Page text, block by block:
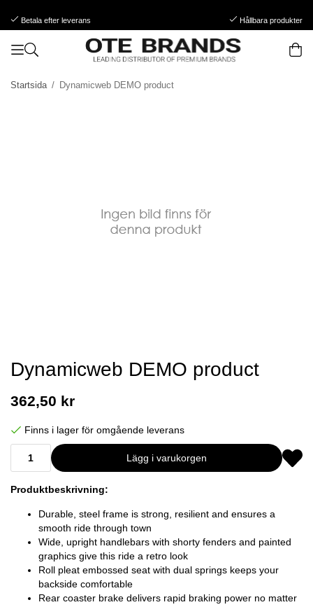
Betala efter leverans Hållbara produkter
Startsida / Dynamicweb DEMO product
Dynamicweb DEMO product
362,50 kr
Finns i lager för omgående leverans
Lägg i varukorgen
Produktbeskrivning:
Durable, steel frame is strong, resilient and ensures a
smooth ride through town
Wide, upright handlebars with shorty fenders and painted
graphics give this ride a retro look
Roll pleat embossed seat with dual springs keeps your
backside comfortable
Rear coaster brake delivers rapid braking power no matter